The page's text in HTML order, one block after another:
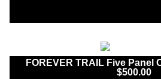
FOREVER TRAIL Five Panel
$500.00